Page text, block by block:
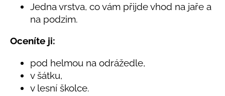
Jedna vrstva, co vám přijde vhod na jaře a
na podzim.
Oceníte ji:
pod helmou na odrážedle,
v šátku,
v lesní školce.
e